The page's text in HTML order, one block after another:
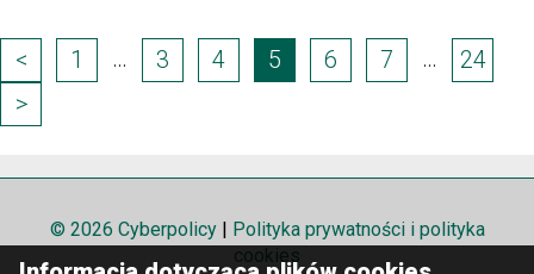
Page
navigation
< 1 … 3 4 5 6 7 …
24
>
© 2026 Cyberpolicy
Polityka prywatności i polityka
cookies